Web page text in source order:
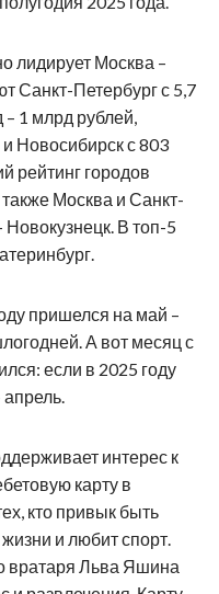
лидирует Москва –
Санкт-Петербург с 5,7
1 млрд рублей,
Новосибирск с 803
рейтинг городов
Москва и Санкт-
Новокузнецк. В топ-5
пришелся на май –
А вот месяц с
если в 2025 году
апрель.
интерес к
карту в
кто привык быть
и любит спорт.
вратаря Льва Яшина